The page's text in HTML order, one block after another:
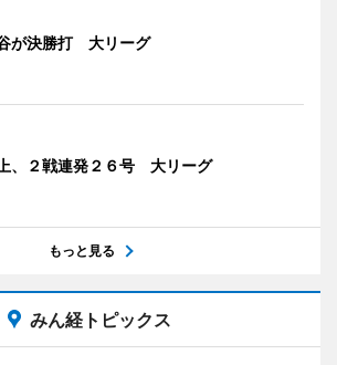
が決勝打 大リーグ
、２戦連発２６号 大リーグ
もっと見る
みん経トピックス